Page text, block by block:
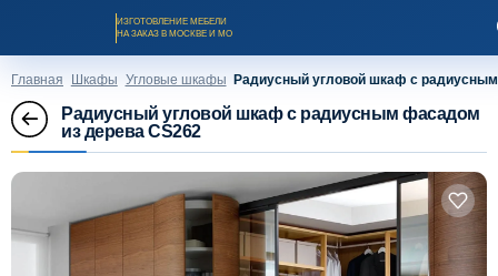
ИЗГОТОВЛЕНИЕ МЕБЕЛИ
НА ЗАКАЗ В МОСКВЕ И МО
Заказать звонок
Главная Шкафы Угловые шкафы Радиусный угловой шкаф с
Радиусный угловой шкаф с радиусным фасадом
из дерева CS262